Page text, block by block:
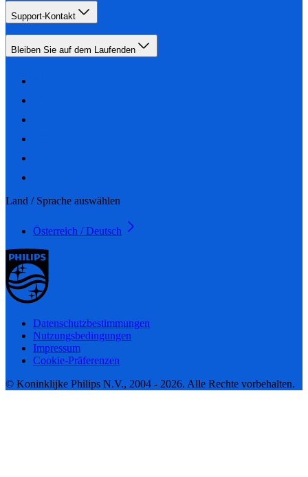
Support-Kontakt
Bleiben Sie auf dem Laufenden
Land / Sprache auswählen
Österreich / Deutsch
Datenschutzbestimmungen
Nutzungsbedingungen
Impressum
Cookie-Präferenzen
© Koninklijke Philips N.V., 2004 - 2026. Alle Rechte vorbehalten.